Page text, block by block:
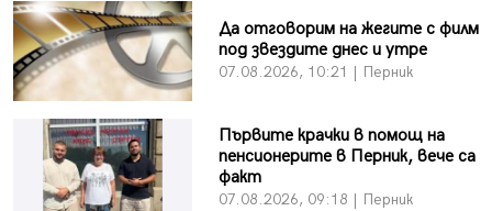
Да отговорим на жегите с филм
под звездите днес и утре
07.08.2026, 10:21 | Перник
Първите крачки в помощ на
пенсионерите в Перник, вече са
факт
07.08.2026, 09:18 | Перник